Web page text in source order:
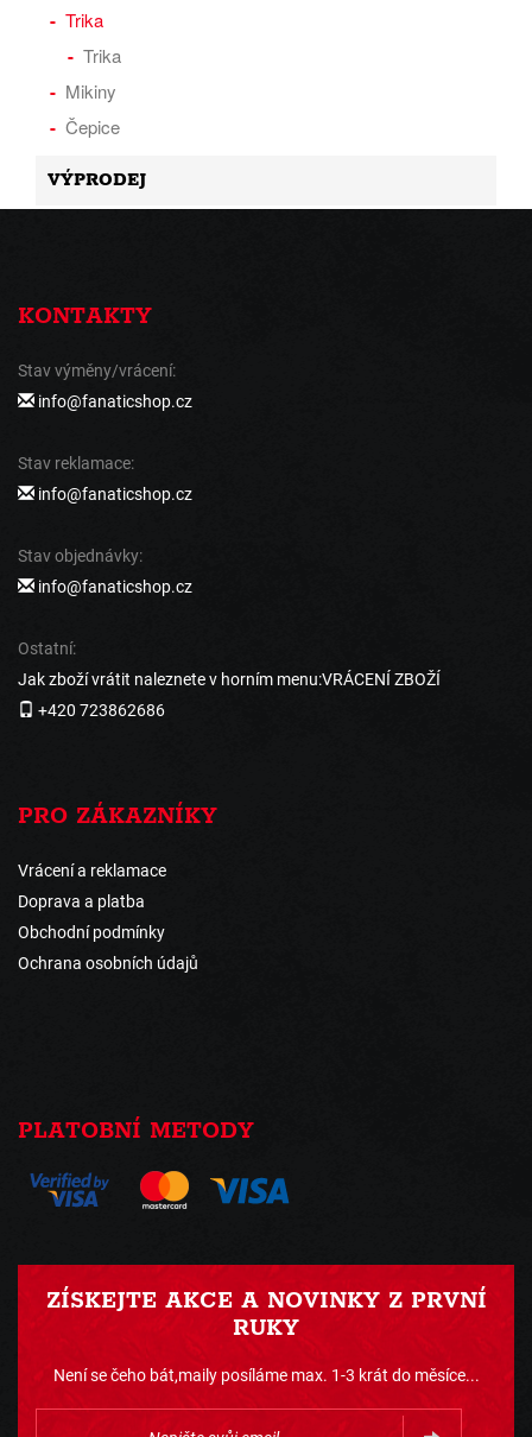
Trika
Trika
Mikiny
Čepice
VÝPRODEJ
KONTAKTY
Stav výměny/vrácení:
info@fanaticshop.cz
Stav reklamace:
info@fanaticshop.cz
Stav objednávky:
info@fanaticshop.cz
Ostatní:
Jak zboží vrátit naleznete v horním menu:VRÁCENÍ ZBOŽÍ
+420 723862686
PRO ZÁKAZNÍKY
Vrácení a reklamace
Doprava a platba
Obchodní podmínky
Ochrana osobních údajů
PLATOBNÍ METODY
ZÍSKEJTE AKCE A NOVINKY Z PRVNÍ
RUKY
Není se čeho bát,maily posíláme max. 1-3 krát do měsíce...